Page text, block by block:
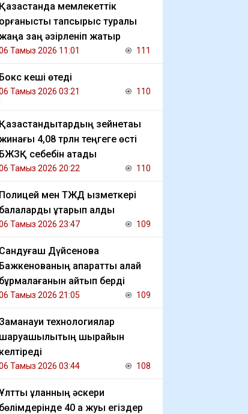
Қазақстанда мемлекеттік
қорғаныстық тапсырыс туралы
жаңа заң әзірленіп жатыр
Тамыз 2026 11:01 111
Бокс кеші өтеді
Тамыз 2026 03:21 110
Қазақстандықтардың зейнетақы
4,08 трлн теңгеге өсті
БЖЗҚ себебін атады
Тамыз 2026 20:22 110
Полицей мен ТЖД қызметкері
балаларды құтқарып қалды
Тамыз 2026 23:47 109
Сандуғаш Дүйсенова
Бажкенованың ақпаратты қалай
бұрмалағанын айтып берді
Тамыз 2026 21:05 109
Заманауи технологиялар
шаруашылықтың шырайын
келтіреді
Тамыз 2026 03:44 108
ұланның әскери
бөлімдерінде 40 қа жуық егіздер